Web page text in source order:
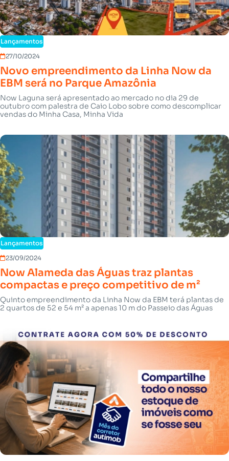
Lançamentos
27/10/2024
Novo empreendimento da Linha Now da
EBM será no Parque Amazônia
Now Laguna será apresentado ao mercado no dia 29 de
outubro com palestra de Caio Lobo sobre como descomplicar
vendas do Minha Casa, Minha Vida
Lançamentos
23/09/2024
Now Alameda das Águas traz plantas
compactas e preço competitivo de m²
Quinto empreendimento da Linha Now da EBM terá plantas de
2 quartos de 52 e 54 m² a apenas 10 m do Passeio das Águas